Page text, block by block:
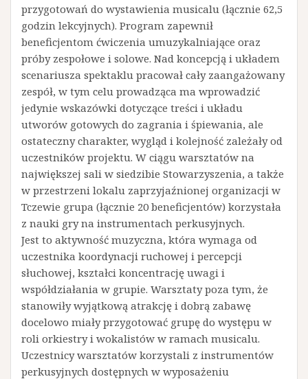
przygotowań do wystawienia musicalu (łącznie 62,5
godzin lekcyjnych). Program zapewnił
beneficjentom ćwiczenia umuzykalniające oraz
próby zespołowe i solowe. Nad koncepcją i układem
scenariusza spektaklu pracował cały zaangażowany
zespół, w tym celu prowadząca ma wprowadzić
jedynie wskazówki dotyczące treści i układu
utworów gotowych do zagrania i śpiewania, ale
ostateczny charakter, wygląd i kolejność zależały od
uczestników projektu. W ciągu warsztatów na
największej sali w siedzibie Stowarzyszenia, a także
w przestrzeni lokalu zaprzyjaźnionej organizacji w
Tczewie grupa (łącznie 20 beneficjentów) korzystała
z nauki gry na instrumentach perkusyjnych.
Jest to aktywność muzyczna, która wymaga od
uczestnika koordynacji ruchowej i percepcji
słuchowej, kształci koncentrację uwagi i
współdziałania w grupie. Warsztaty poza tym, że
stanowiły wyjątkową atrakcję i dobrą zabawę
docelowo miały przygotować grupę do występu w
roli orkiestry i wokalistów w ramach musicalu.
Uczestnicy warsztatów korzystali z instrumentów
perkusyjnych dostępnych w wyposażeniu